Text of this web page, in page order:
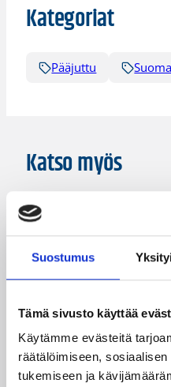
Suostumus
Tämä sivusto käyttää
Käytämme evästeitä
räätälöimiseen,
tukemiseen ja
Kategoriat
Pääjuttu
Katso myös